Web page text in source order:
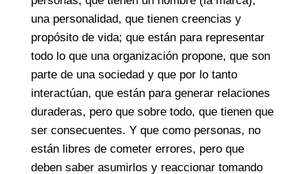
una personalidad, que tienen creencias y
propósito de vida; que están para representar
todo lo que una organización propone, que son
parte de una sociedad y que por lo tanto
interactúan, que están para generar relaciones
duraderas, pero que sobre todo, que tienen que
ser consecuentes. Y que como personas, no
están libres de cometer errores, pero que
deben saber asumirlos y reaccionar tomando